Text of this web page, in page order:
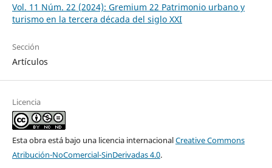
Vol. 11 Núm. 22 (2024): Gremium 22 Patrimonio urbano y
turismo en la tercera década del siglo XXI
Sección
Artículos
Licencia
Esta obra está bajo una licencia internacionalCreative Commons
Atribución-NoComercial-SinDerivadas 4.0.